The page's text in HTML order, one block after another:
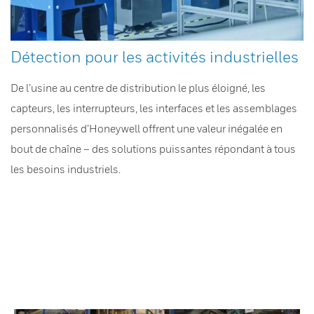
Détection pour les activités industrielles
De l’usine au centre de distribution le plus éloigné, les
capteurs, les interrupteurs, les interfaces et les assemblages
personnalisés d’Honeywell offrent une valeur inégalée en
bout de chaîne – des solutions puissantes répondant à tous
les besoins industriels.